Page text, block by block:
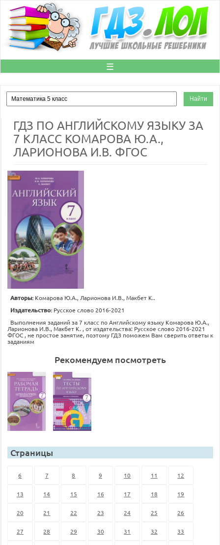
☰
ГДЗ ПО АНГЛИЙСКОМУ ЯЗЫКУ ЗА
7 КЛАСС КОМАРОВА Ю.А.,
ЛАРИОНОВА И.В. ФГОС
Авторы: Комарова Ю.А., Ларионова И.В., Макбет К..
Издательство: Русское слово 2016-2021
Выполнения заданий за 7 класс по Английскому языку Комарова Ю.А.,
Ларионова И.В., Макбет К. , от издательства: Русское слово 2016-2021
ФГОС , не простое занятие, поэтому ГДЗ поможем Вам сверить ответы к
заданиям
Рекомендуем посмотреть
Страницы
6 7 8 9 10 11 12
13 14 15 16 17 18 19
20 21 22 23 24 25 26
27 28 29 30 31 32 33